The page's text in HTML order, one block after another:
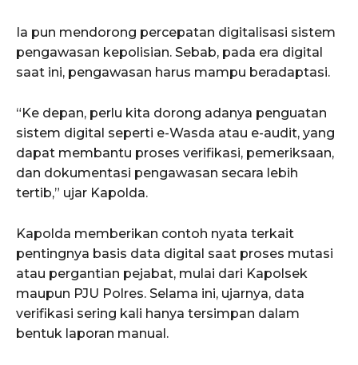
Ia pun mendorong percepatan digitalisasi sistem
pengawasan kepolisian. Sebab, pada era digital
saat ini, pengawasan harus mampu beradaptasi.
“Ke depan, perlu kita dorong adanya penguatan
sistem digital seperti e-Wasda atau e-audit, yang
dapat membantu proses verifikasi, pemeriksaan,
dan dokumentasi pengawasan secara lebih
tertib,” ujar Kapolda.
Kapolda memberikan contoh nyata terkait
pentingnya basis data digital saat proses mutasi
atau pergantian pejabat, mulai dari Kapolsek
maupun PJU Polres. Selama ini, ujarnya, data
verifikasi sering kali hanya tersimpan dalam
bentuk laporan manual.